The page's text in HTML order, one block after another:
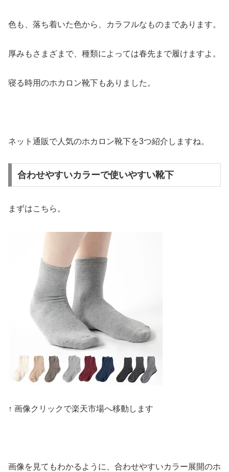
色も、落ち着いた色から、カラフルなものまであります。
厚みもさまざまで、種類によっては春先まで履けますよ。
寝る時用のホカロン靴下もありました。
ネット通販で人気のホカロン靴下を3つ紹介しますね。
合わせやすいカラーで使いやすい靴下
まずはこちら。
↑ 画像クリックで楽天市場へ移動します
画像を見てもわかるように、合わせやすいカラー展開のホ